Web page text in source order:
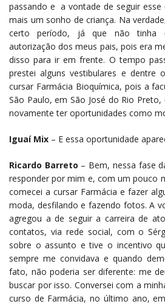
passando e a vontade de seguir
mais um sonho de criança. Na
certo período, já que não tinha
autorização dos meus pais, pois era
disso para ir em frente. O tempo
prestei alguns vestibulares e dentre
cursar Farmácia Bioquímica, pois a
São Paulo, em São José do Rio
novamente ter oportunidades como
Iguaí Mix – E essa oportunidade
Ricardo Barreto – Bem, nessa fase
responder por mim e, com um pouco
comecei a cursar Farmácia e fazer
moda, desfilando e fazendo fotos. A
agregou a de seguir a carreira de
contatos, via rede social, com o
sobre o assunto e tive o incentivo
sempre me convidava e quando
fato, não poderia ser diferente: me
buscar por isso. Conversei com a
curso de Farmácia, no último ano,